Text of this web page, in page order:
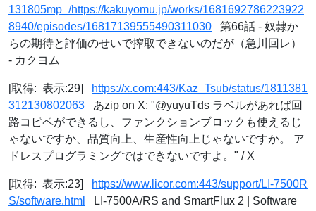
131805mp_/https://kakuyomu.jp/works/1681692786223922
8940/episodes/16817139555490311030 第66話 - 奴隷か
らの期待と評価のせいで搾取できないのだが（急川回レ）
- カクヨム
[取得: 表示:29]
https://x.com:443/Kaz_Tsub/status/1811381
312130802063 あzip on X: "@yuyuTds ラベルがあれば回
路コピペができるし、ファンクションブロックも使えるじ
ゃないですか、品質向上、生産性向上じゃないですか。 ア
ドレスプログラミングではできないですよ。" / X
[取得: 表示:23]
https://www.licor.com:443/support/LI-7500R
S/software.html
LI-7500A/RS and SmartFlux 2 | Software